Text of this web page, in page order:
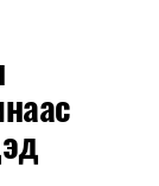
байгуулах
сайд
хийсэн IX
санаачилгыг